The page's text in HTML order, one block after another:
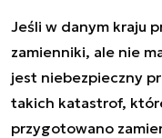
Jeśli w danym kraju
zamienniki, ale nie
jest niebezpieczny
takich katastrof,
przygotowano